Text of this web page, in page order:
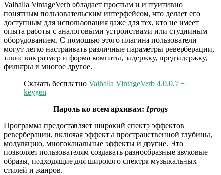
Valhalla VintageVerb обладает простым и интуитивно
понятным пользовательским интерфейсом, что делает его
доступным для использования даже для тех, кто не имеет
опыта работы с аналоговыми устройствами или студийным
оборудованием. С помощью этого плагина пользователи
могут легко настраивать различные параметры реверберации,
такие как размер и форма комнаты, задержку, предзадержку,
фильтры и многое другое.
Скачать бесплатно Valhalla VintageVerb 4.0.0.7 +
keygen
Пароль ко всем архивам: 1progs
Программа предоставляет широкий спектр эффектов
реверберации, включая эффекты пространственной глубины,
модуляцию, многоканальные эффекты и другие. Это
позволяет пользователям создавать разнообразные звуковые
образы, подходящие для широкого спектра музыкальных
стилей и жанров.